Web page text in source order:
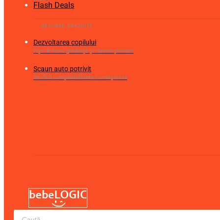
Flash Deals
Dezvoltarea copilului
Fișe de lucru gradiniță și clasele primare
Scaun auto potrivit
Verifică compatibilitatea cu mașina ta
Products